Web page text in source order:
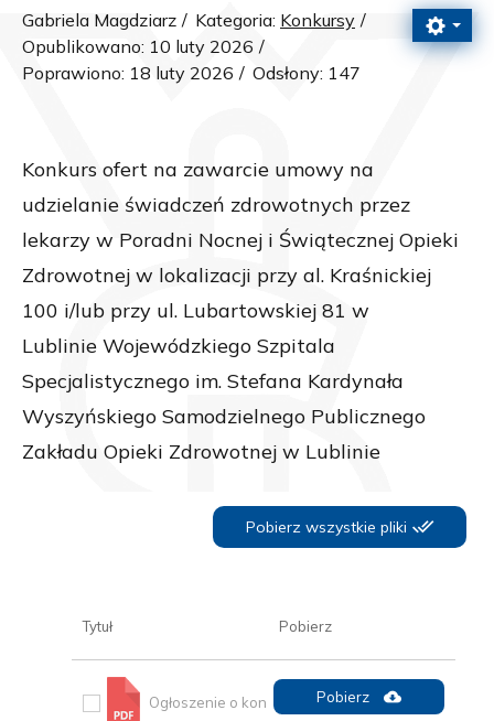
Gabriela Magdziarz Kategoria: Konkursy
Opublikowano: 10 luty 2026
Poprawiono: 18 luty 2026
Odsłony: 147
Konkurs ofert na zawarcie umowy na
udzielanie świadczeń zdrowotnych przez
lekarzy w Poradni Nocnej i Świątecznej Opieki
Zdrowotnej w lokalizacji przy al. Kraśnickiej
100 i/lub przy ul. Lubartowskiej 81 w
Lublinie Wojewódzkiego Szpitala
Specjalistycznego im. Stefana Kardynała
Wyszyńskiego Samodzielnego Publicznego
Zakładu Opieki Zdrowotnej w Lublinie
Pobierz wszystkie pliki
Tytuł Pobierz
Ogłoszenie o kon Pobierz